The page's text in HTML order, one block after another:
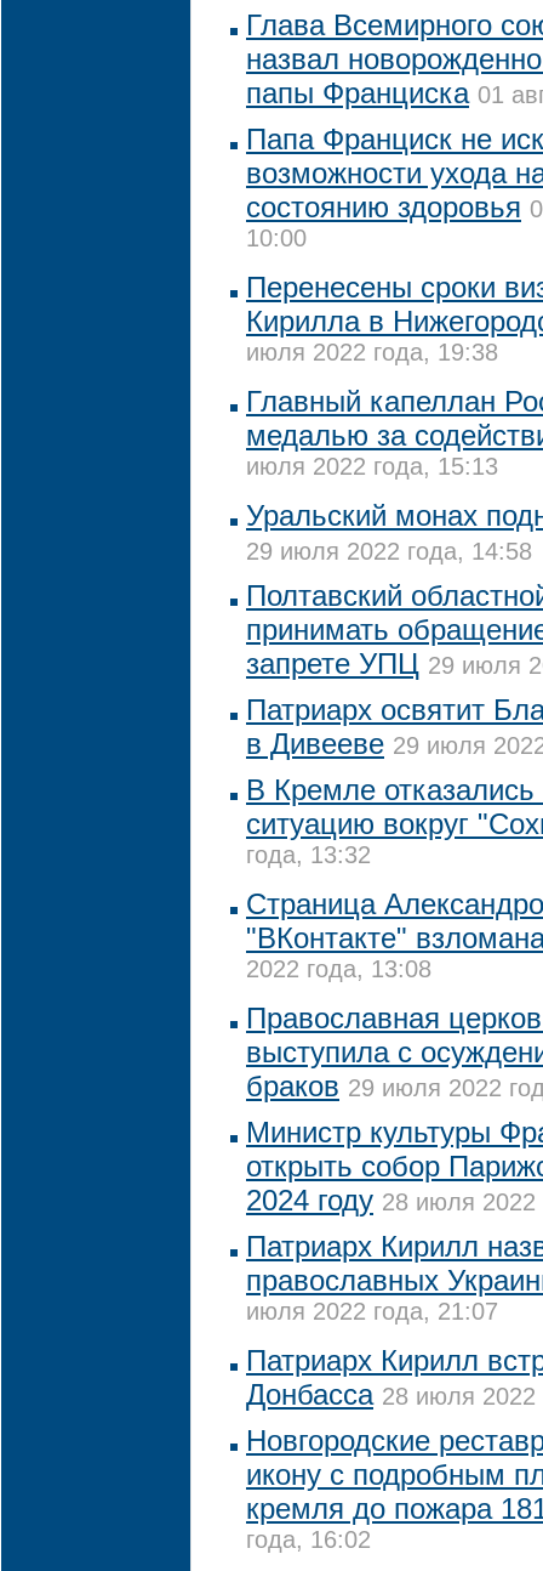
Глава Всемирного
назвал
папы Франциска 01
Папа Франциск не
возможности ухода
состоянию здоровья
10:00
Перенесены сроки
Кирилла в
июля 2022 года, 19:38
Главный капеллан
медалью за
июля 2022 года, 15:13
Уральский монах
29 июля 2022 года, 14:58
Полтавский
принимать
запрете УПЦ 29 июля
Патриарх освятит
в Дивееве 29 июля
В Кремле
ситуацию вокруг
года, 13:32
Страница
"ВКонтакте"
2022 года, 13:08
Православная
выступила с
браков 29 июля 2022
Министр культуры
открыть собор
2024 году 28 июля 2022
Патриарх Кирилл
православных
июля 2022 года, 21:07
Патриарх Кирилл
Донбасса 28 июля 2022
Новгородские
икону с подробным
кремля до пожара
года, 16:02